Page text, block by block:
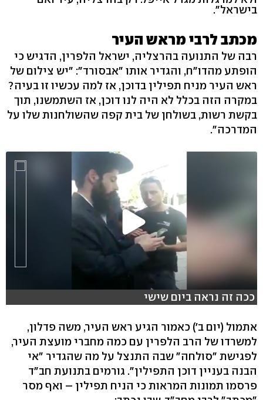
בישראל".
מכתב לרבי מראש העיר
רבה של התנועה בהרצליה, ישראל הלפרין, הדגיש כי
הופתע מהדו"ח, והגדיר אותו "אבסורד": "יש צילום של
ראש העיר מניח תפילין בדוכן, אז למה עכשיו זו בעיה?
במקרה הזה בכלל לא היה לנו דוכן, אז השתמשנו, תוך
בקשת רשות, בשולחן של בית קפה שהשולחנות שלו על
המדרכה".
ככה זה נראה ביום שישי
אתמול (יום ב') כאמור הגיע ראש העיר, משה פדלון,
למשרדו של הרב הלפרין עם כמה מחברי מועצת העיר,
לפגישת "סולחה" שבה התנצל על מה שהגדיר "אי
הבנה בעניין דוכן התפילין". גורמים בתנועת חב"ד
פרסמו תמונות המראות כי הניח תפילין – ואף מסר